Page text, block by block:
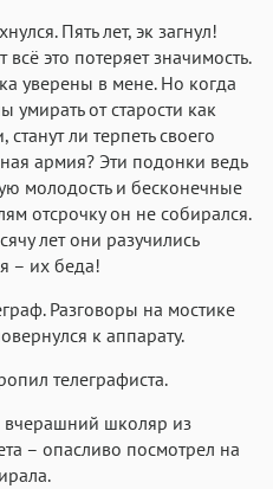
Пять лет, эк загнул!
всё это потеряет значимость.
уверены в мене. Но когда
умирать от старости как
ли терпеть своего
армия? Эти подонки ведь
молодость и бесконечные
отсрочку он не собирался.
лет они разучились
– их беда!
Разговоры на мостике
к аппарату.
телеграфиста.
школяр из
– опасливо посмотрел на